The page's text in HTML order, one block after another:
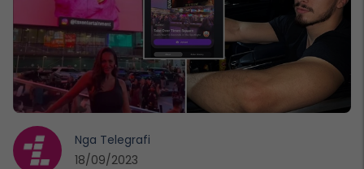
Nga Telegrafi
18/09/2023